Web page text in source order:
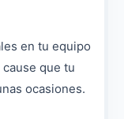
en tu equipo
que tu
ocasiones.